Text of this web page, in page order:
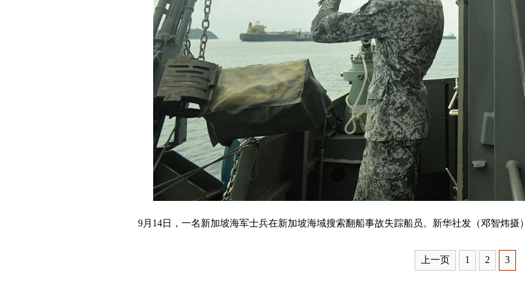
9月14日，一名新加坡海军士兵在新加坡海域搜索翻船事故失踪船员。新华社发（邓智炜摄）
上一页 1 2 3